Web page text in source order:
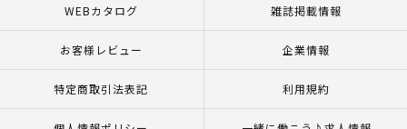
WEBカタログ 雑誌掲載情報
お客様レビュー 企業情報
特定商取引法表記 利用規約